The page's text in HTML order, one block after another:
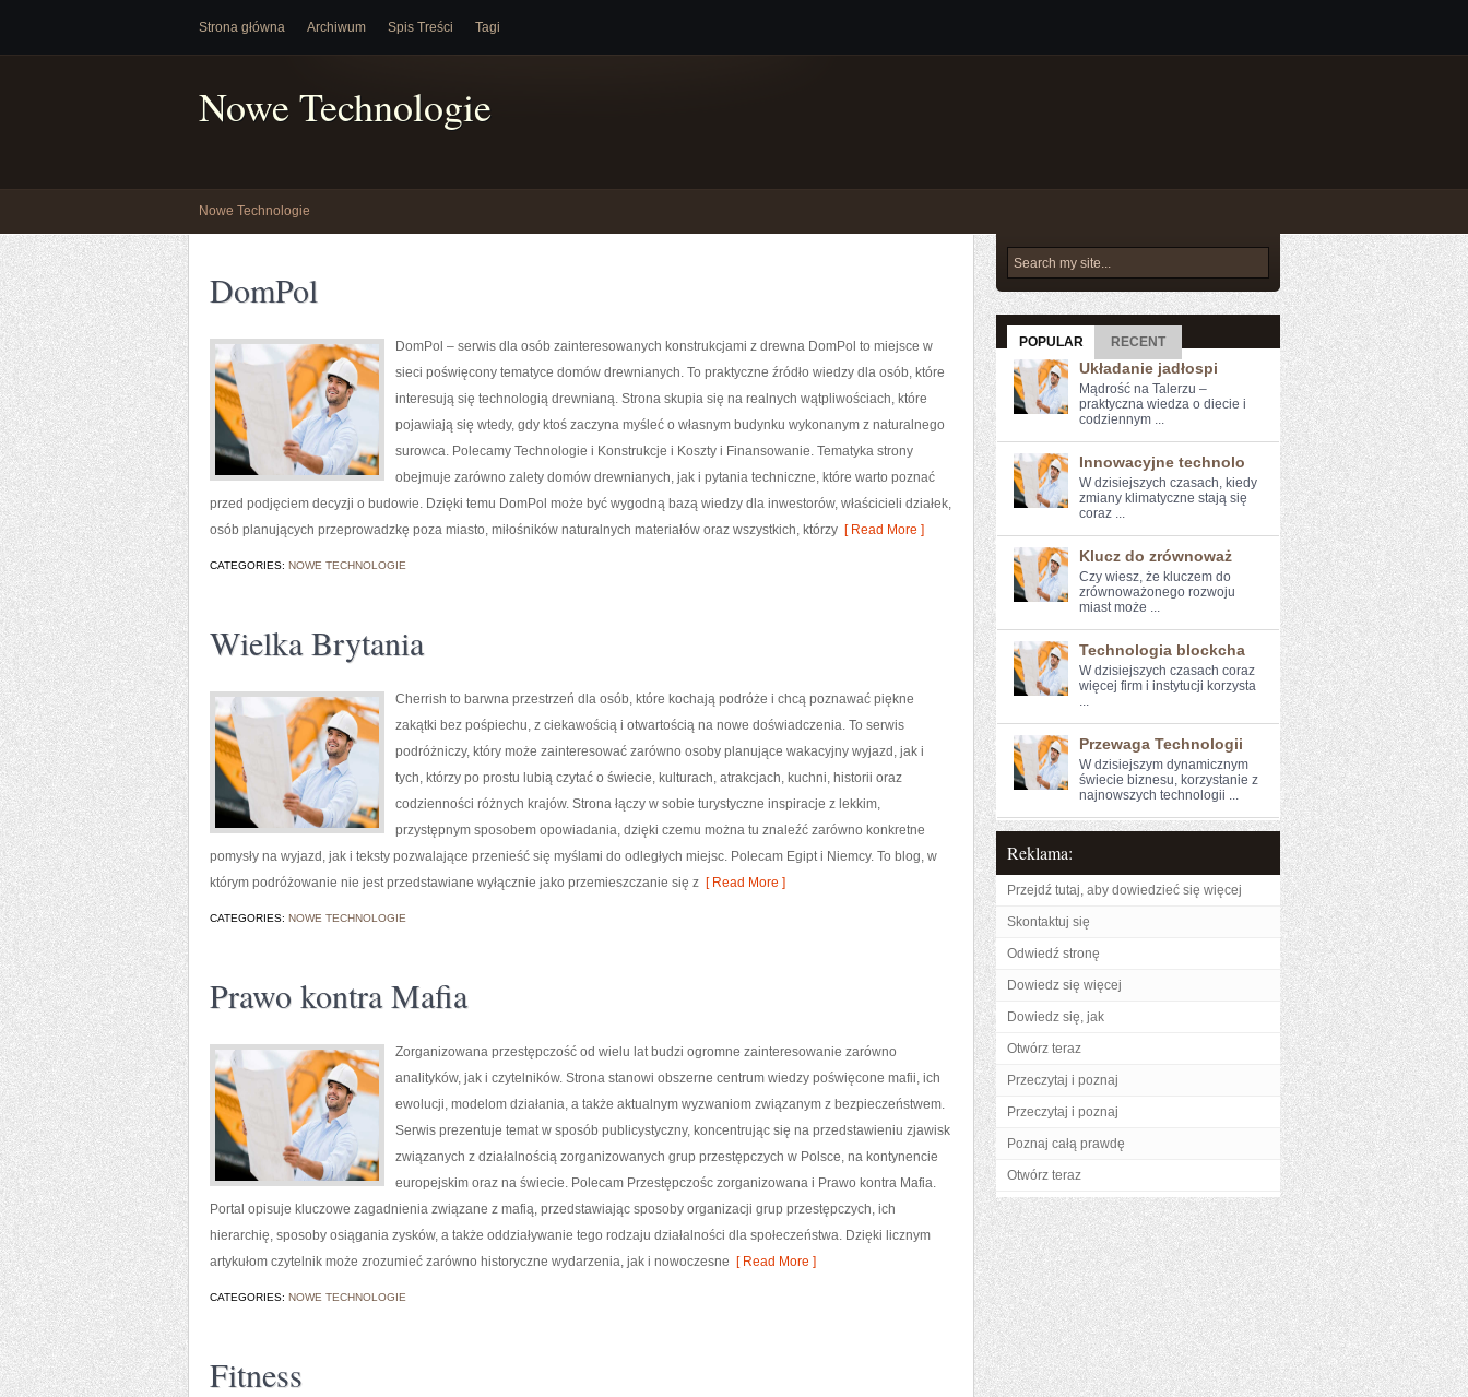
Strona główna Archiwum Spis Treści Tagi
Nowe Technologie
Nowe Technologie
DomPol
DomPol – serwis dla osób zainteresowanych konstrukcjami z drewna DomPol to miejsce w
sieci poświęcony tematyce domów drewnianych. To praktyczne źródło wiedzy dla osób, które
interesują się technologią drewnianą. Strona skupia się na realnych wątpliwościach, które
pojawiają się wtedy, gdy ktoś zaczyna myśleć o własnym budynku wykonanym z naturalnego
surowca. Polecamy Technologie i Konstrukcje i Koszty i Finansowanie. Tematyka strony
obejmuje zarówno zalety domów drewnianych, jak i pytania techniczne, które warto poznać
przed podjęciem decyzji o budowie. Dzięki temu DomPol może być wygodną bazą wiedzy dla inwestorów, właścicieli działek,
osób planujących przeprowadzkę poza miasto, miłośników naturalnych materiałów oraz wszystkich, którzy [ Read More ]
CATEGORIES: NOWE TECHNOLOGIE
Wielka Brytania
Cherrish to barwna przestrzeń dla osób, które kochają podróże i chcą poznawać piękne
zakątki bez pośpiechu, z ciekawością i otwartością na nowe doświadczenia. To serwis
podróżniczy, który może zainteresować zarówno osoby planujące wakacyjny wyjazd, jak i
tych, którzy po prostu lubią czytać o świecie, kulturach, atrakcjach, kuchni, historii oraz
codzienności różnych krajów. Strona łączy w sobie turystyczne inspiracje z lekkim,
przystępnym sposobem opowiadania, dzięki czemu można tu znaleźć zarówno konkretne
pomysły na wyjazd, jak i teksty pozwalające przenieść się myślami do odległych miejsc. Polecam Egipt i Niemcy. To blog, w
którym podróżowanie nie jest przedstawiane wyłącznie jako przemieszczanie się z [ Read More ]
CATEGORIES: NOWE TECHNOLOGIE
Prawo kontra Mafia
Zorganizowana przestępczość od wielu lat budzi ogromne zainteresowanie zarówno
analityków, jak i czytelników. Strona stanowi obszerne centrum wiedzy poświęcone mafii, ich
ewolucji, modelom działania, a także aktualnym wyzwaniom związanym z bezpieczeństwem.
Serwis prezentuje temat w sposób publicystyczny, koncentrując się na przedstawieniu zjawisk
związanych z działalnością zorganizowanych grup przestępczych w Polsce, na kontynencie
europejskim oraz na świecie. Polecam Przestępczośc zorganizowana i Prawo kontra Mafia.
Portal opisuje kluczowe zagadnienia związane z mafią, przedstawiając sposoby organizacji grup przestępczych, ich
hierarchię, sposoby osiągania zysków, a także oddziaływanie tego rodzaju działalności dla społeczeństwa. Dzięki licznym
artykułom czytelnik może zrozumieć zarówno historyczne wydarzenia, jak i nowoczesne [ Read More ]
CATEGORIES: NOWE TECHNOLOGIE
Fitness
POPULAR RECENT
Układanie jadłospi
Mądrość na Talerzu –
praktyczna wiedza o diecie i
codziennym ...
Innowacyjne technolo
W dzisiejszych czasach, kiedy
zmiany klimatyczne stają się
coraz ...
Klucz do zrównoważ
Czy wiesz, że kluczem‌ do
zrównoważonego rozwoju
miast może ...
Technologia blockcha
W dzisiejszych czasach coraz
więcej firm i instytucji korzysta
...
Przewaga Technologii
W dzisiejszym​ dynamicznym
świecie biznesu, ‍korzystanie z
najnowszych technologii⁢ ...
Reklama:
Przejdź tutaj, aby dowiedzieć się więcej
Skontaktuj się
Odwiedź stronę
Dowiedz się więcej
Dowiedz się, jak
Otwórz teraz
Przeczytaj i poznaj
Przeczytaj i poznaj
Poznaj całą prawdę
Otwórz teraz